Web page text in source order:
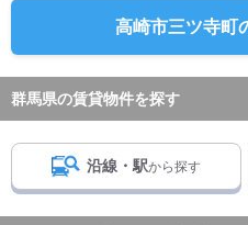
高崎市三ツ寺町
群馬県の賃貸物件を探す
沿線・駅から探す